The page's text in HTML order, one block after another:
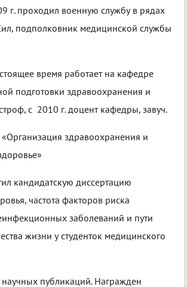
г. проходил военную службу в рядах
подполковник медицинской службы
время работает на кафедре
подготовки здравоохранения и
с 2010 г. доцент кафедры, завуч.
«Организация здравоохранения и
кандидатскую диссертацию
частота факторов риска
заболеваний и пути
жизни у студенток медицинского
публикаций. Награжден